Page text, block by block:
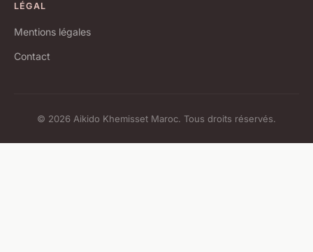
LÉGAL
Mentions légales
Contact
© 2026 Aikido Khemisset Maroc. Tous droits réservés.